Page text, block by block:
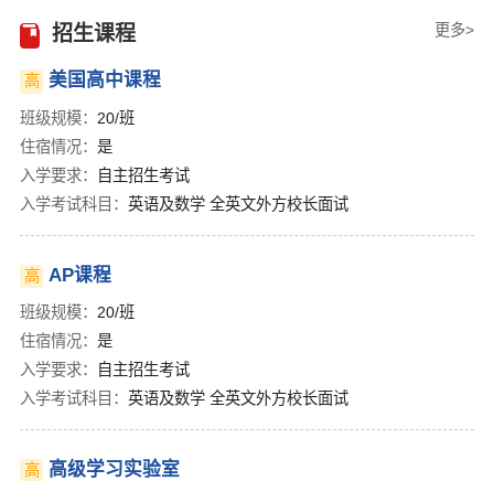
招生课程 更多>
高 美国高中课程
班级规模： 20/班
住宿情况： 是
入学要求：
自主招生考试
入学考试科目： 英语及数学 全英文外方校长面试
高 AP课程
班级规模： 20/班
住宿情况： 是
入学要求：
自主招生考试
入学考试科目： 英语及数学 全英文外方校长面试
高 高级学习实验室